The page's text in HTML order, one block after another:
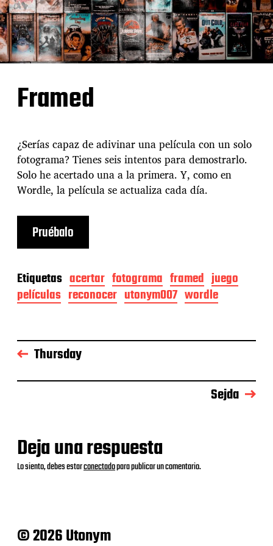
Framed
¿Serías capaz de adivinar una película con un solo
fotograma? Tienes seis intentos para demostrarlo.
Solo he acertado una a la primera. Y, como en
Wordle, la película se actualiza cada día.
Pruébalo
Etiquetas acertar fotograma framed juego
películas reconocer utonym007 wordle
Thursday
Sejda
Deja una respuesta
Lo siento, debes estarconectadopara publicar un comentario.
© 2026 Utonym